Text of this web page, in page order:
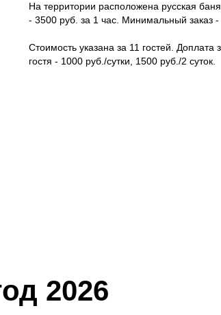
На территории расположена русская
- 3500 руб. за 1 час. Минимальный заказ -
Стоимость указана за 11 гостей.
гостя - 1000 руб./сутки, 1500 руб./2 суток.
2026